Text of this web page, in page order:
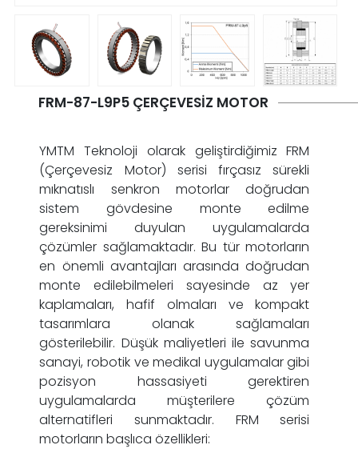
FRM-87-L9P5 ÇERÇEVESIZ MOTOR
YMTM Teknoloji olarak geliştirdiğimiz FRM
(Çerçevesiz Motor) serisi fırçasız sürekli
mıknatıslı senkron motorlar doğrudan
sistem gövdesine monte edilme
gereksinimi duyulan uygulamalarda
çözümler sağlamaktadır. Bu tür motorların
en önemli avantajları arasında doğrudan
monte edilebilmeleri sayesinde az yer
kaplamaları, hafif olmaları ve kompakt
tasarımlara olanak sağlamaları
gösterilebilir. Düşük maliyetleri ile savunma
sanayi, robotik ve medikal uygulamalar gibi
pozisyon hassasiyeti gerektiren
uygulamalarda müşterilere çözüm
alternatifleri sunmaktadır. FRM serisi
motorların başlıca özellikleri: